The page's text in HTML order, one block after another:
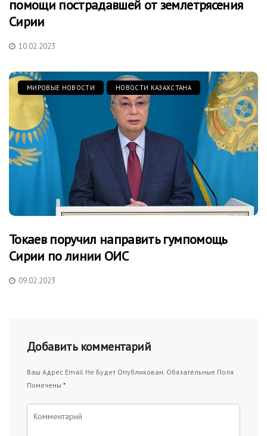
помощи пострадавшей от землетрясения
Сирии
10.02.2023
МИРОВЫЕ НОВОСТИ НОВОСТИ КАЗАХСТАНА
Токаев поручил направить гумпомощь
Сирии по линии ОИС
09.02.2023
Добавить комментарий
Ваш Адрес Email Не Будет Опубликован. Обязательные Поля
Помечены *